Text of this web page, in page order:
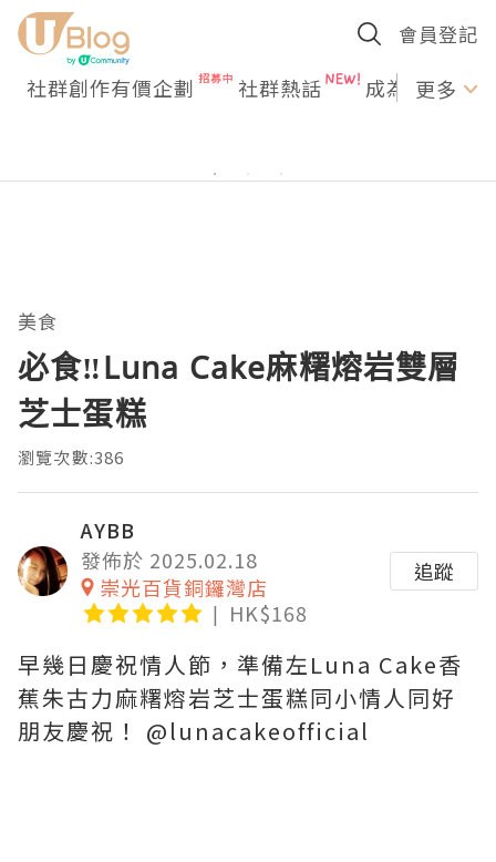
會員登記
社群創作有價企劃 社群熱話 成為U更多
美食
必食‼️Luna Cake麻糬熔岩雙層
芝士蛋糕
瀏覽次數:386
AYBB
發佈於 2025.02.18
崇光百貨銅鑼灣店
HK$168
追蹤
早幾日慶祝情人節，準備左Luna Cake香
蕉朱古力麻糬熔岩芝士蛋糕同小情人同好
朋友慶祝！ @lunacakeofficial